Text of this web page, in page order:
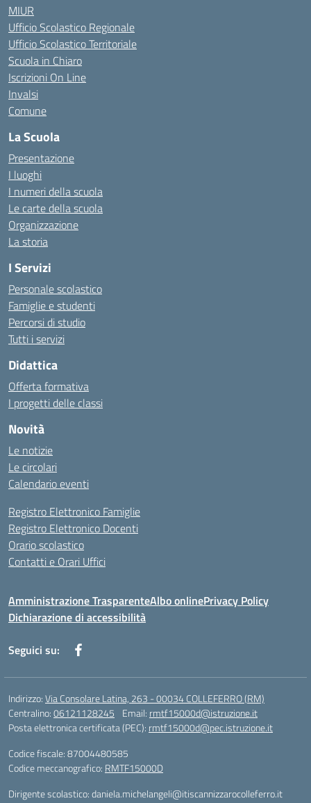
MIUR
Ufficio Scolastico Regionale
Ufficio Scolastico Territoriale
Scuola in Chiaro
Iscrizioni On Line
Invalsi
Comune
La Scuola
Presentazione
I luoghi
I numeri della scuola
Le carte della scuola
Organizzazione
La storia
I Servizi
Personale scolastico
Famiglie e studenti
Percorsi di studio
Tutti i servizi
Didattica
Offerta formativa
I progetti delle classi
Novità
Le notizie
Le circolari
Calendario eventi
Registro Elettronico Famiglie
Registro Elettronico Docenti
Orario scolastico
Contatti e Orari Uffici
Amministrazione TrasparenteAlbo onlinePrivacy Policy
Dichiarazione di accessibilità
Seguici su:
Indirizzo:Via Consolare Latina, 263 - 00034 COLLEFERRO (RM)
Centralino:06121128245 Email: rmtf15000d@istruzione.it
Posta elettronica certificata (PEC): rmtf15000d@pec.istruzione.it
Codice fiscale: 87004480585
Codice meccanografico: RMTF15000D
Dirigente scolastico: daniela.michelangeli@itiscannizzarocolleferro.it